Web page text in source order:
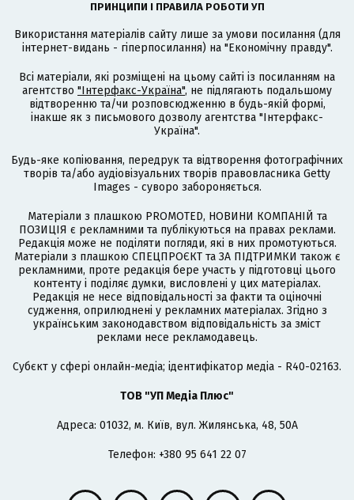
ПРИНЦИПИ І ПРАВИЛА РОБОТИ УП
Використання матеріалів сайту лише за умови посилання (для
інтернет-видань - гіперпосилання) на "Економічну правду".
Всі матеріали, які розміщені на цьому сайті із посиланням на
агентство "Інтерфакс-Україна", не підлягають подальшому
відтворенню та/чи розповсюдженню в будь-якій формі,
інакше як з письмового дозволу агентства "Інтерфакс-
Україна".
Будь-яке копіювання, передрук та відтворення фотографічних
творів та/або аудіовізуальних творів правовласника Getty
Images - суворо забороняється.
Матеріали з плашкою PROMOTED, НОВИНИ КОМПАНІЙ та
ПОЗИЦІЯ є рекламними та публікуються на правах реклами.
Редакція може не поділяти погляди, які в них промотуються.
Матеріали з плашкою СПЕЦПРОЄКТ та ЗА ПІДТРИМКИ також є
рекламними, проте редакція бере участь у підготовці цього
контенту і поділяє думки, висловлені у цих матеріалах.
Редакція не несе відповідальності за факти та оціночні
судження, оприлюднені у рекламних матеріалах. Згідно з
українським законодавством відповідальність за зміст
реклами несе рекламодавець.
Cубєкт у сфері онлайн-медіа; ідентифікатор медіа - R40-02163.
ТОВ "УП Медіа Плюс"
Адреса: 01032, м. Київ, вул. Жилянська, 48, 50А
Телефон: +380 95 641 22 07